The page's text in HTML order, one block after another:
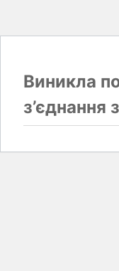
Виникла
з’єднання